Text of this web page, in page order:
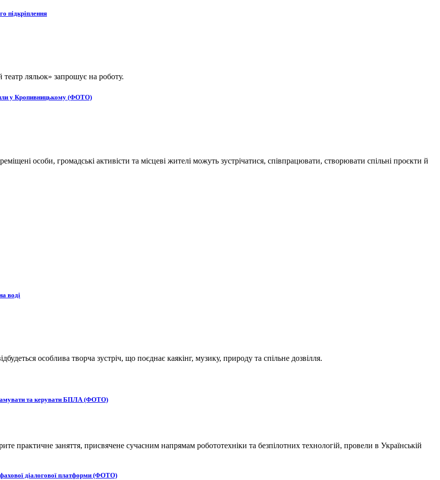
підкріплення
ляльок» запрошує на роботу.
у Кропивницькому (ФОТО)
особи, громадські активісти та місцеві жителі можуть зустрічатися, співпрацювати, створювати спільні проєкти й
воді
особлива творча зустріч, що поєднає каякінг, музику, природу та спільне дозвілля.
та керувати БПЛА (ФОТО)
практичне заняття, присвячене сучасним напрямам робототехніки та безпілотних технологій, провели в Українській
діалогової платформи (ФОТО)